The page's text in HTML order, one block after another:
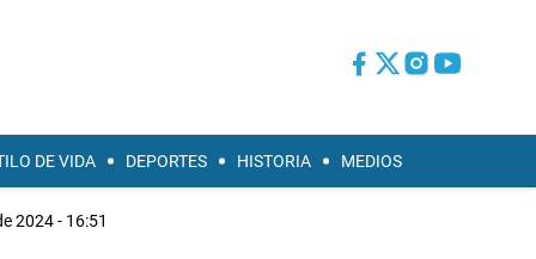
DE VIDA DEPORTES HISTORIA MEDIOS
2024 - 16:51